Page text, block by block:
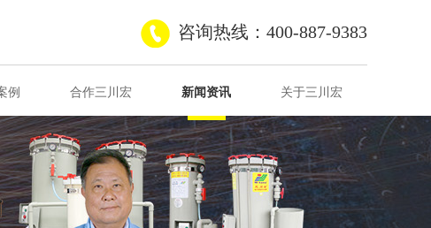
咨询热线：400-887-9383
例 合作三川宏 新闻资讯 关于三川宏